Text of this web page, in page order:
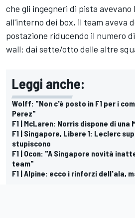
che gli ingegneri di pista avevano
all'interno dei box, il team aveva
postazione riducendo il numero
wall: dai sette/otto delle altre
Leggi anche:
Wolff: "Non c'è posto in F1 per i
Perez"
F1 | McLaren: Norris dispone di
F1 | Singapore, Libere 1: Leclerc
stupiscono
F1 | Ocon: "A Singapore novità
team"
F1 | Alpine: ecco i rinforzi dell'ala,